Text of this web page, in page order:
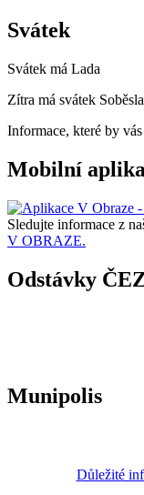
Svátek
Svátek má Lada
Zítra má svátek
Informace, které by
Mobilní
Sledujte informace z
V OBRAZE.
Odstávky
Munipolis
Důležité